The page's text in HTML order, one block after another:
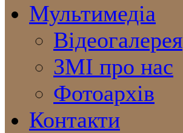
Мультимедіа
Відеогалерея
ЗМІ про нас
Фотоархів
Контакти